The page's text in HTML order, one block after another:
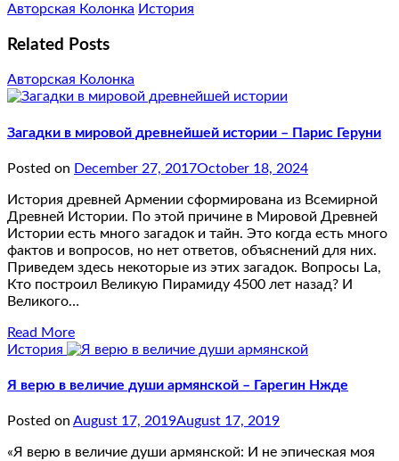
Авторская Колонка История
Related Posts
Авторская Колонка
Загадки в мировой древнейшей истории – Парис Геруни
Posted on December 27, 2017October 18, 2024
История древней Армении сформирована из Всемирной
Древней Истории. По этой причине в Мировой Древней
Истории есть много загадок и тайн. Это когда есть много
фактов и вопросов, но нет ответов, объяснений для них.
Приведем здесь некоторые из этих загадок. Вопросы Lа,
Кто построил Великую Пирамиду 4500 лет назад? И
Великого…
Read More
История
Я верю в величие души армянской – Гарегин Нжде
Posted on August 17, 2019August 17, 2019
«Я верю в величие души армянской: И не эпическая моя